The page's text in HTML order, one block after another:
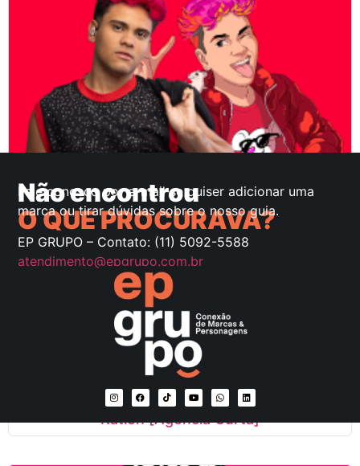
Katlen [Agência Curta]
Não encontrou
O QUE PROCURAVA?
Fale conosco por e-mail se quiser adicionar uma
marca ou tirar dúvidas sobre o nosso guia.
EP GRUPO – Contato: (11) 5092-5588
atendimento@epgrupo.com.br